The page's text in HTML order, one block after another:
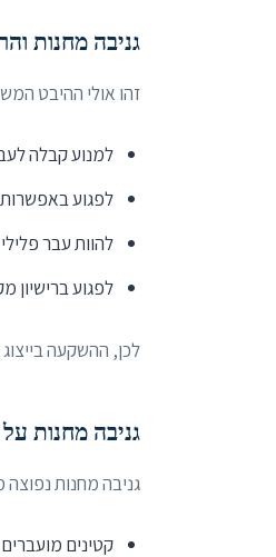
גניבה מחנות
זהו אולי ההיבט
למנוע קבלה
לפגוע באפשרות
להוות עבר
לפגוע ברישיון
לכן, ההשקעה
גניבה מחנות
גניבה מחנות נפוצה
קטינים